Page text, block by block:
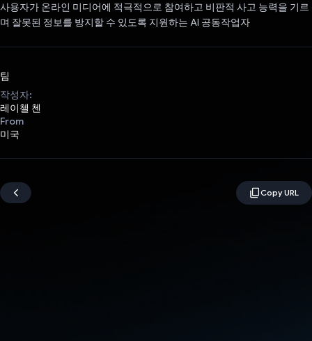
사용자가 온라인 미디어에 적극적으로 참여하고 비판적 사고 능력을 기르
며 잘못된 정보를 방지할 수 있도록 지원하는 AI 공동작업자
팀
작성자:
레이첼 첸
From
미국